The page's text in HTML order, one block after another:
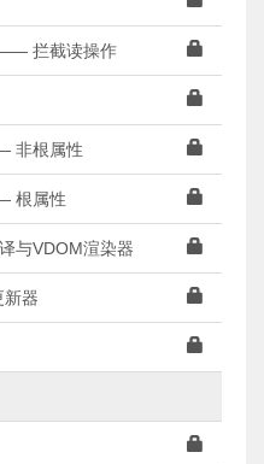
拦截读操作
非根属性
根属性
与VDOM渲染器
器